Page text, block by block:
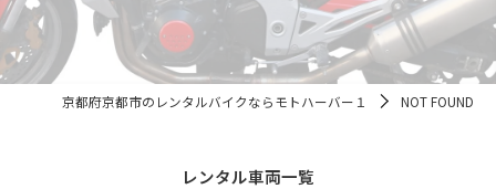
京都府京都市のレンタルバイクならモトハーバー１ NOT FOUND
レンタル車両一覧